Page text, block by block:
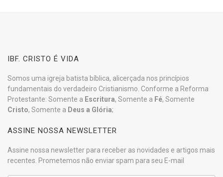
IBF. CRISTO É VIDA
Somos uma igreja batista bíblica, alicerçada nos princípios
fundamentais do verdadeiro Cristianismo. Conforme a Reforma
Protestante: Somente a Escritura, Somente a Fé, Somente
Cristo, Somente a Deus a Glória;
ASSINE NOSSA NEWSLETTER
Assine nossa newsletter para receber as novidades e artigos mais
recentes. Prometemos não enviar spam para seu E-mail